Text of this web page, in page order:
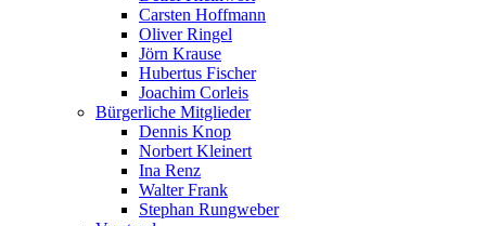
Carsten Hoffmann
Oliver Ringel
Jörn Krause
Hubertus Fischer
Joachim Corleis
Bürgerliche Mitglieder
Dennis Knop
Norbert Kleinert
Ina Renz
Walter Frank
Stephan Rungweber